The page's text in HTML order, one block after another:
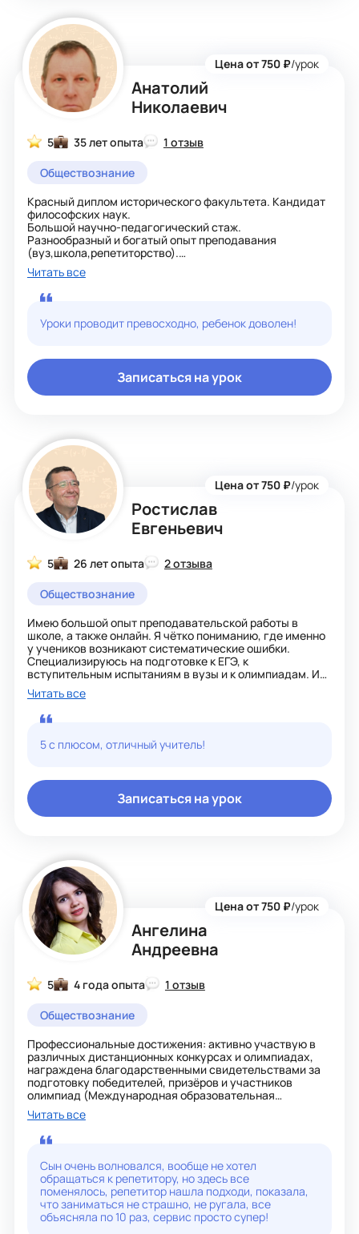
Анатолий
Николаевич
Цена от 750 ₽/урок
5 35 лет опыта
1 отзыв
Обществознание
Красный диплом исторического факультета. Кандидат
философских наук.
Большой научно-педагогический стаж.
Разнообразный и богатый опыт преподавания
(вуз,школа,репетиторство).
Работаю с различными категориями учащихся: умело
мотивиру, более прагматично ориентирую продвинутых
и амбициозных! Гибкий график работы и удобное
расписание: 7 дней в неделю.
Хорошие результаты на ЕГЭ и ОГЭ.
Давно и успешно работаю со всей
учеников, и родителей) от Хабаровска до
Калининграда!
Читать все
Уроки проводит превосходно, ребенок доволен!
Записаться на урок
Ростислав
Евгеньевич
Цена от 750 ₽/урок
5 26 лет опыта
2 отзыва
Обществознание
Имею большой опыт преподавательской работы в
школе, а также онлайн. Я чётко пониманию, где именно
у учеников возникают систематические ошибки.
Специализируюсь на подготовке к ЕГЭ, к
вступительным испытаниям в вузы и к олимпиадам. И
под каждый формат них я выстраиваю персональный
путь работы ученика. С первого занятия диагностирую
реальный уровень, фиксирую пробелы и начинаю
системную работу. Результат на экзамене зависит от
вашей готовности работать — со своей стороны я
гарантирую полную отдачу на каждом занятии.
Читать все
5 с плюсом, отличный учитель!
Записаться на урок
Ангелина
Андреевна
Цена от 750 ₽/урок
5 4 года опыта
1 отзыв
Обществознание
Профессиональные достижения: активно участвую в
различных дистанционных конкурсах и олимпиадах,
награждена благодарственными свидетельствами за
подготовку победителей, призёров и участников
олимпиад (Международная образовательная
программа «Умная планета», Всероссийский проект
«Интеллект-Экспресс», I четверть 2024 - 2025 учебный
год; свидетельство Международного проекта
«Познание и творчество»).
Ральф Уолдо Эмерсон цитата: «Учитель – человек,
который может делать трудные вещи лёгкими».
Я стараюсь всегда простыми словами объяснить такой
сложный для детей научный язык учебников. При
необходимости все повторяем и вновь возвращаемся к
Читать все
Сын очень волновался, вообще не хотел
обращаться к репетитору, но здесь все
поменялось, репетитор нашла подходи, показала,
что заниматься не страшно, не ругала, все
объясняла по 10 раз, сервис просто супер!